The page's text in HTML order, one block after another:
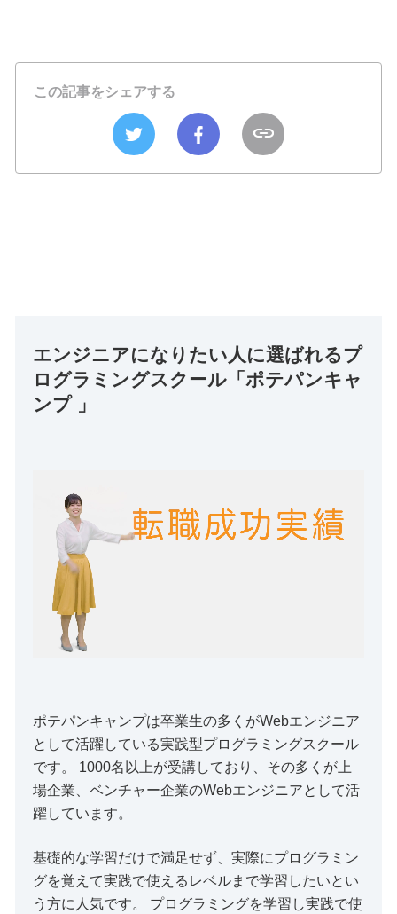
この記事をシェアする
エンジニアになりたい人に選ばれるプ
ログラミングスクール「ポテパンキャ
ンプ 」
ポテパンキャンプは卒業生の多くがWebエンジニア
として活躍している実践型プログラミングスクール
です。 1000名以上が受講しており、その多くが上
場企業、ベンチャー企業のWebエンジニアとして活
躍しています。
基礎的な学習だけで満足せず、実際にプログラミン
グを覚えて実践で使えるレベルまで学習したいとい
う方に人気です。 プログラミングを学習し実践で使